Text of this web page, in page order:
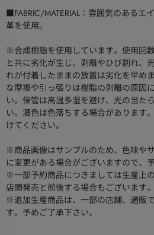
■FABRIC/MATERIAL：雰囲気のあるエ
革を使用。
※合成樹脂を使用しています。使用回
と共に劣化が生じ、剥離やひび割れ、
れが付着したままの放置は劣化を早め
な摩擦や引っ張りは樹脂の剥離の原因
い。保管は高温多湿を避け、光の当た
い。濃色は色落ちする場合があります
けてください。
※商品画像はサンプルのため、色味や
に変更がある場合がございますので、
※一部予約商品につきましては生産上
店頭発売と前後する場合もございます。
※追加生産商品は、一部の店舗、通販
す。予めご了承下さい。